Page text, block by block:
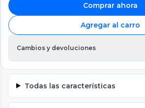
Comprar ahora
Agregar al carro
Cambios y devoluciones
Todas las características